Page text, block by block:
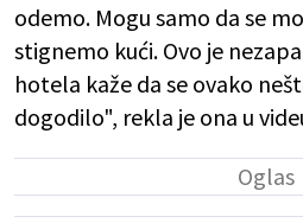
odemo. Mogu samo da se
stignemo kući. Ovo je
hotela kaže da se ovako
dogodilo", rekla je ona u